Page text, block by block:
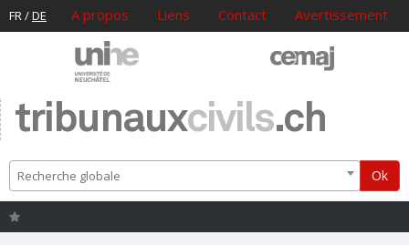
FR/DE A propos Liens Contact Avertissement
tribunauxcivils.ch
Recherche globale Ok